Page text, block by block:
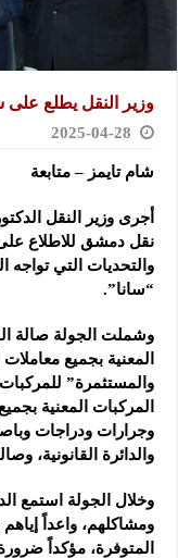
وزير النقل يطلع
2025-04-28
شام تايمز – متابعة
أجرى وزير النقل
نقل دمشق للاطلاع
والتحديات التي تواجه
“سانا”.
وشملت الجولة صالة
المعنية بجميع
والمستثمرة” للمركبات
المركبات المعنية
وجرارات ودراجات
والدائرة القانونية،
وخلال الجولة استمع
ومشاكلهم، واعداً
المتوفرة، مؤكداً